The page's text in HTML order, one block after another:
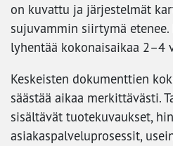
on kuvattu ja järjestelmät
sujuvammin siirtymä
lyhentää kokonaisaikaa 2–4
Keskeisten dokumenttien
säästää aikaa merkittävästi.
sisältävät tuotekuvaukset,
asiakaspalveluprosessit,